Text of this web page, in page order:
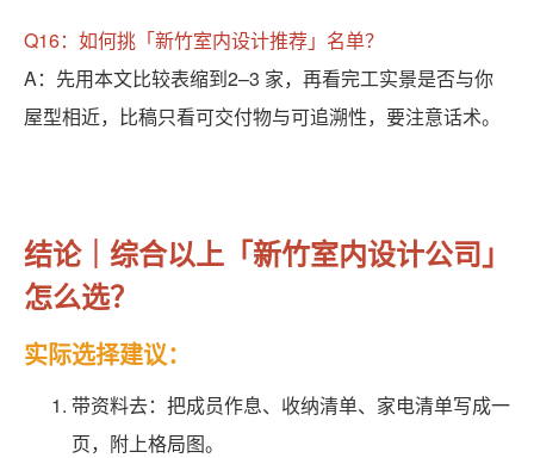
Q16：如何挑「新竹室内设计推荐」名单？
A：先用本文比较表缩到2–3 家，再看完工实景是否与你
屋型相近，比稿只看可交付物与可追溯性，要注意话术。
结论｜综合以上「新竹室内设计公司」
怎么选？
实际选择建议：
带资料去：把成员作息、收纳清单、家电清单写成一
页，附上格局图。